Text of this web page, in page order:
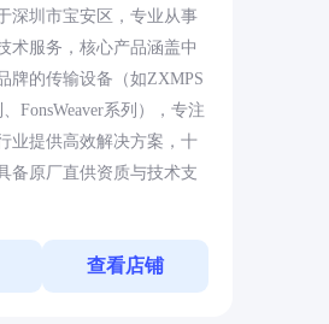
深圳市宝安区，专业从事
术服务，核心产品涵盖中
牌的传输设备（如ZXMPS
FonsWeaver系列），专注
业提供高效解决方案，十
备原厂直供资质与技术支
查看店铺